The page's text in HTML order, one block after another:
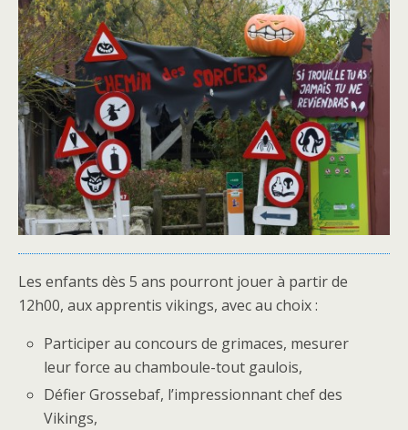
Les enfants dès 5 ans pourront jouer à partir de
12h00, aux apprentis vikings, avec au choix :
Participer au concours de grimaces, mesurer
leur force au chamboule-tout gaulois,
Défier Grossebaf, l’impressionnant chef des
Vikings,